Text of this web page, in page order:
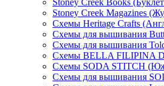
Stoney Creek Books
Stoney Creek Magazines
Схемы Heritage Crafts
Схемы для вышивания
Схемы для вышивания
Схемы BELLA FILIPINA
Схемы SODA STITCH
Схемы для вышивания